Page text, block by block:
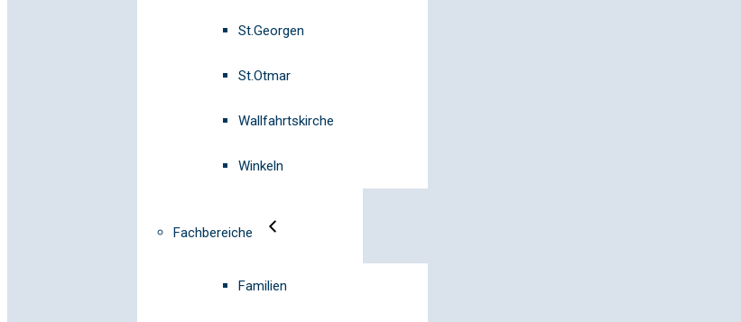
St.Georgen
St.Otmar
Wallfahrtskirche
Winkeln
Fachbereiche
Familien